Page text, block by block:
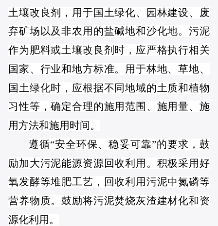
土壤改良剂，用于国土绿化、园林建设、废
弃矿场以及非农用的盐碱地和沙化地。污泥
作为肥料或土壤改良剂时，应严格执行相关
国家、行业和地方标准。用于林地、草地、
国土绿化时，应根据不同地域的土质和植物
习性等，确定合理的施用范围、施用量、施
用方法和施用时间。
遵循“安全环保、稳妥可靠”的要求，鼓
励加大污泥能源资源回收利用。积极采用好
氧发酵等堆肥工艺，回收利用污泥中氮磷等
营养物质。鼓励将污泥焚烧灰渣建材化和资
源化利用。